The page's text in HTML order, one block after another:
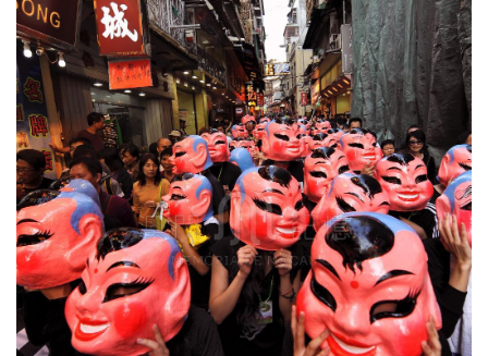
地
圖
媽
閣
寺
廟
巴
士
教
堂